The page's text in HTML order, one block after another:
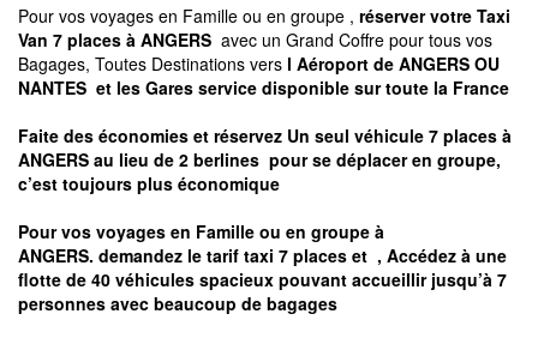
Pour vos voyages en Famille ou en groupe , réserver votre Taxi
Van 7 places à ANGERS avec un Grand Coffre pour tous vos
Bagages, Toutes Destinations vers l Aéroport de ANGERS OU
NANTES et les Gares service disponible sur toute la France
Faite des économies et réservez Un seul véhicule 7 places à
ANGERS au lieu de 2 berlines pour se déplacer en groupe,
c’est toujours plus économique
Pour vos voyages en Famille ou en groupe à
ANGERS. demandez le tarif taxi 7 places et , Accédez à une
flotte de 40 véhicules spacieux pouvant accueillir jusqu’à 7
personnes avec beaucoup de bagages